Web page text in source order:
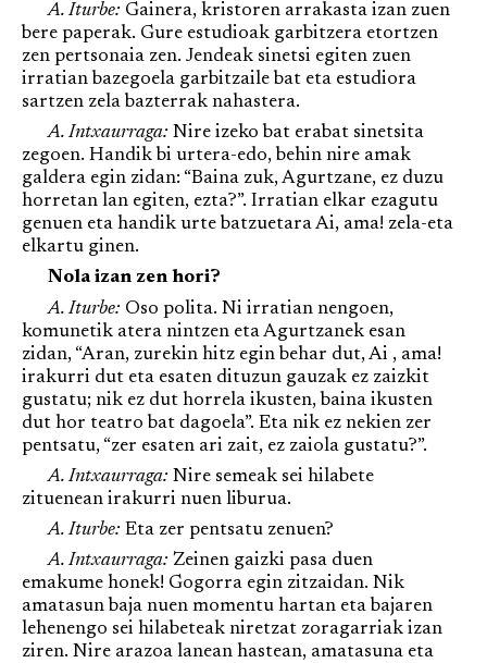
A. Iturbe: Gainera, kristoren arrakasta izan zuen
bere paperak. Gure estudioak garbitzera etortzen
zen pertsonaia zen. Jendeak sinetsi egiten zuen
irratian bazegoela garbitzaile bat eta estudiora
sartzen zela bazterrak nahastera.
A. Intxaurraga: Nire izeko bat erabat sinetsita
zegoen. Handik bi urtera-edo, behin nire amak
galdera egin zidan: “Baina zuk, Agurtzane, ez duzu
horretan lan egiten, ezta?”. Irratian elkar ezagutu
genuen eta handik urte batzuetara Ai, ama! zela-eta
elkartu ginen.
Nola izan zen hori?
A. Iturbe: Oso polita. Ni irratian nengoen,
komunetik atera nintzen eta Agurtzanek esan
zidan, “Aran, zurekin hitz egin behar dut, Ai , ama!
irakurri dut eta esaten dituzun gauzak ez zaizkit
gustatu; nik ez dut horrela ikusten, baina ikusten
dut hor teatro bat dagoela”. Eta nik ez nekien zer
pentsatu, “zer esaten ari zait, ez zaiola gustatu?”.
A. Intxaurraga: Nire semeak sei hilabete
zituenean irakurri nuen liburua.
A. Iturbe: Eta zer pentsatu zenuen?
A. Intxaurraga: Zeinen gaizki pasa duen
emakume honek! Gogorra egin zitzaidan. Nik
amatasun baja nuen momentu hartan eta bajaren
lehenengo sei hilabeteak niretzat zoragarriak izan
ziren. Nire arazoa lanean hastean, amatasuna eta